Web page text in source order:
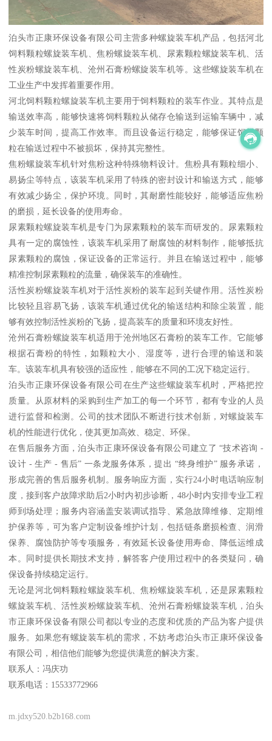
泊头市正康环保设备有限公司主营多种螺旋装车机产品，包括河北
饲料颗粒螺旋装车机、焦粉螺旋装车机、尿素颗粒螺旋装车机、活
性炭粉螺旋装车机、沧州石膏粉螺旋装车机等。这些螺旋装车机在
工业生产中发挥着重要作用。
河北饲料颗粒螺旋装车机主要用于饲料颗粒的装车作业。其特点是
输送效率高，能够快速将饲料颗粒从储存仓输送到运输车辆中，减
少装车时间，提高工作效率。而且设备运行稳定，能够保证饲料颗
粒在输送过程中不被损坏，保持其完整性。
焦粉螺旋装车机针对焦粉这种特殊物料设计。焦粉具有颗粒细小、
易扬尘等特点，该装车机采用了特殊的密封设计和输送方式，能够
有效减少扬尘，保护环境。同时，其耐磨性能较好，能够适应焦粉
的磨损，延长设备的使用寿命。
尿素颗粒螺旋装车机是专门为尿素颗粒的装车而研发的。尿素颗粒
具有一定的腐蚀性，该装车机采用了耐腐蚀的材料制作，能够抵抗
尿素颗粒的腐蚀，保证设备的正常运行。并且在输送过程中，能够
精准控制尿素颗粒的流量，确保装车的准确性。
活性炭粉螺旋装车机对于活性炭粉的装车起到关键作用。活性炭粉
比较轻且容易飞扬，该装车机通过优化的输送结构和除尘装置，能
够有效控制活性炭粉的飞扬，提高装车的质量和环境友好性。
沧州石膏粉螺旋装车机适用于沧州地区石膏粉的装车工作。它能够
根据石膏粉的特性，如颗粒大小、湿度等，进行合理的输送和装
车。该装车机具有较强的适应性，能够在不同的工况下稳定运行。
泊头市正康环保设备有限公司在生产这些螺旋装车机时，严格把控
质量。从原材料的采购到生产加工的每一个环节，都有专业的人员
进行监督和检测。公司的技术团队不断进行技术创新，对螺旋装车
机的性能进行优化，使其更加高效、稳定、环保。
在售后服务方面，泊头市正康环保设备有限公司建立了 “技术咨询 -
设计 - 生产 - 售后” 一条龙服务体系，提出 “终身维护” 服务承诺，
形成完善的售后服务机制。服务响应方面，实行24小时电话响应制
度，接到客户故障求助后2小时内初步诊断，48小时内安排专业工程
师到场处理；服务内容涵盖安装调试指导、紧急故障维修、定期维
护保养等，可为客户定制设备维护计划，包括链条磨损检查、润滑
保养、腐蚀防护等专项服务，有效延长设备使用寿命、降低运维成
本。同时提供长期技术支持，解答客户使用过程中的各类疑问，确
保设备持续稳定运行。
无论是河北饲料颗粒螺旋装车机、焦粉螺旋装车机，还是尿素颗粒
螺旋装车机、活性炭粉螺旋装车机、沧州石膏粉螺旋装车机，泊头
市正康环保设备有限公司都以专业的态度和优质的产品为客户提供
服务。如果您有螺旋装车机的需求，不妨考虑泊头市正康环保设备
有限公司，相信他们能够为您提供满意的解决方案。
联系人：冯庆功
联系电话：15533772966
m.jdxy520.b2b168.com